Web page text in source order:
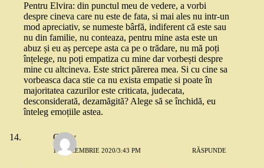
Pentru Elvira: din punctul meu de vedere, a vorbi
despre cineva care nu este de fata, si mai ales nu intr-un
mod apreciativ, se numeste bârfă, indiferent că este sau
nu din familie, nu conteaza, pentru mine asta este un
abuz și eu aș percepe asta ca pe o trădare, nu mă poți
înțelege, nu poți empatiza cu mine dar vorbești despre
mine cu altcineva. Este strict părerea mea. Si cu cine sa
vorbeasca daca stie ca nu exista empatie si poate în
majoritatea cazurilor este criticata, judecata,
desconsiderată, dezamăgită? Alege să se închidă, eu
înteleg emoțiile astea.
Cindy
10 DECEMBRIE 2020/3:43 PM RĂSPUNDE